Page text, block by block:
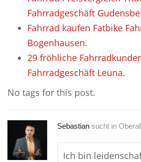
Fahrradgeschäft
Fahrrad kaufen Fatbike
Bogenhausen.
29 fröhliche
Fahrradgeschäft Leuna.
No tags for this post.
Sebastian sucht in
Ich bin